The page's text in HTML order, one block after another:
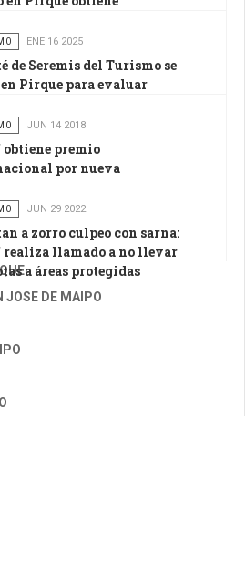
ENE 16 2025
de Seremis del Turismo se
Pirque para evaluar
JUN 14 2018
obtiene premio
por nueva
protegidas del Estado
JUN 29 2022
a zorro culpeo con sarna:
realiza llamado a no llevar
a áreas protegidas
JOSE DE MAIPO